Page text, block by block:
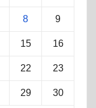
8 9
15 16
22 23
29 30